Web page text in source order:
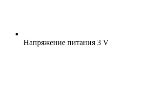
Напряжение питания 3 V